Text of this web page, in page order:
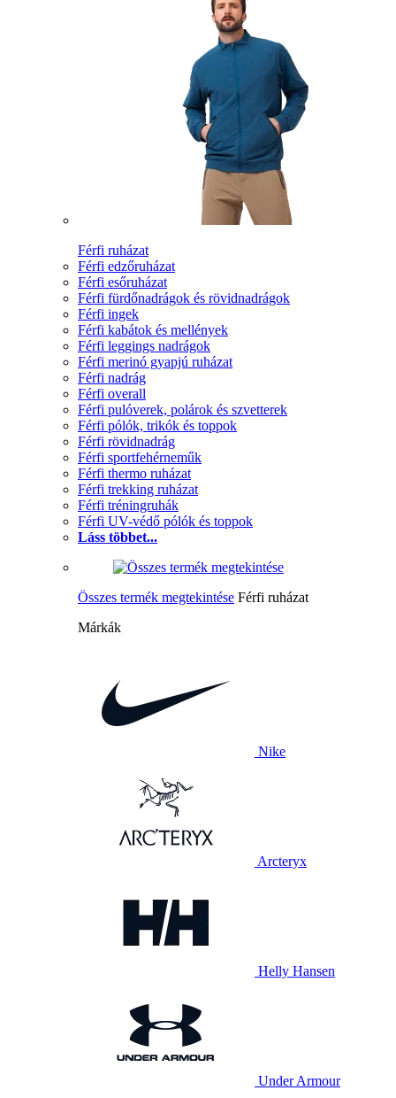
Férfi ruházat
Férfi edzőruházat
Férfi esőruházat
Férfi fürdőnadrágok és rövidnadrágok
Férfi ingek
Férfi kabátok és mellények
Férfi leggings nadrágok
Férfi merinó gyapjú ruházat
Férfi nadrág
Férfi overall
Férfi pulóverek, polárok és szvetterek
Férfi pólók, trikók és toppok
Férfi rövidnadrág
Férfi sportfehérneműk
Férfi thermo ruházat
Férfi trekking ruházat
Férfi tréningruhák
Férfi UV-védő pólók és toppok
Láss többet...
Összes termék megtekintése Férfi ruházat
Márkák
Nike
Arcteryx
Helly Hansen
Under Armour